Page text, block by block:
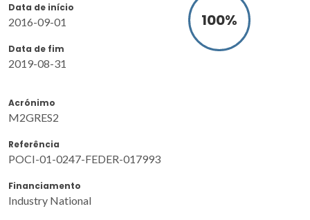
Data de início
2016-09-01
Data de fim
2019-08-31
100%
Acrónimo
M2GRES2
Referência
POCI-01-0247-FEDER-017993
Financiamento
Industry National